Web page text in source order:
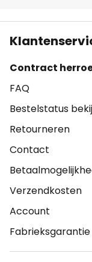
Contract
FAQ
Bestelstatus
Retourneren
Contact
Verzendkosten
Account
Fabrieksgarantie